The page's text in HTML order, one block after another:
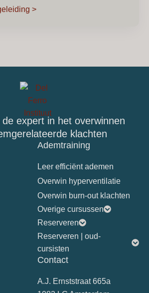
>
expert in het overwinnen
klachten
Ademtraining
Leer efficiënt ademen
Overwin hyperventilatie
Overwin burn-out klachten
Overige cursussen
Reserveren
Reserveren | oud-
cursisten
Contact
A.J. Ernststraat 665a